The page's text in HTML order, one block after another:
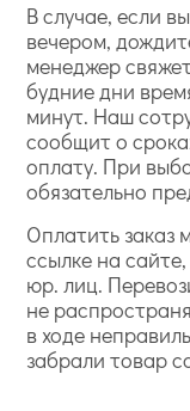
В случае, если
вечером,
менеджер
будние дни
минут. Наш
сообщит о
оплату. При
обязательно
Оплатить заказ
ссылке на
юр. лиц.
не
в ходе
забрали товар